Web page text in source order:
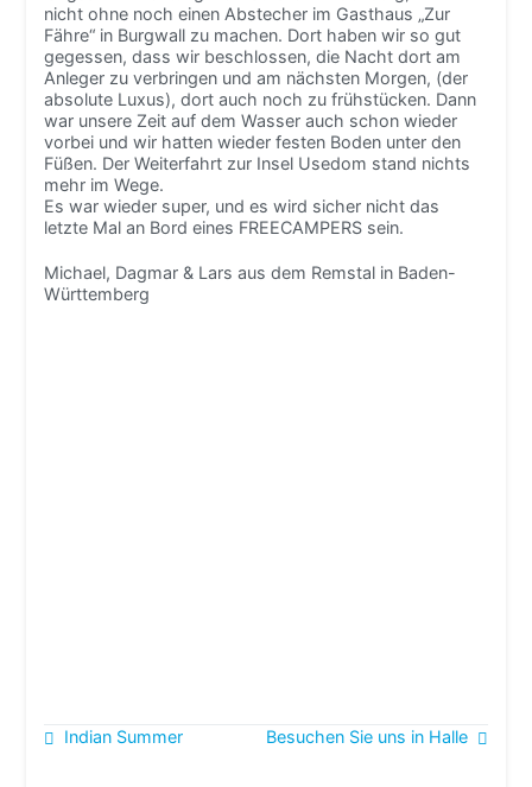
nicht ohne noch einen Abstecher im Gasthaus „Zur
Fähre“ in Burgwall zu machen. Dort haben wir so gut
gegessen, dass wir beschlossen, die Nacht dort am
Anleger zu verbringen und am nächsten Morgen, (der
absolute Luxus), dort auch noch zu frühstücken. Dann
war unsere Zeit auf dem Wasser auch schon wieder
vorbei und wir hatten wieder festen Boden unter den
Füßen. Der Weiterfahrt zur Insel Usedom stand nichts
mehr im Wege.
Es war wieder super, und es wird sicher nicht das
letzte Mal an Bord eines FREECAMPERS sein.
Michael, Dagmar & Lars aus dem Remstal in Baden-
Württemberg
Beitragsnavigation
Indian Summer Besuchen Sie uns in Halle